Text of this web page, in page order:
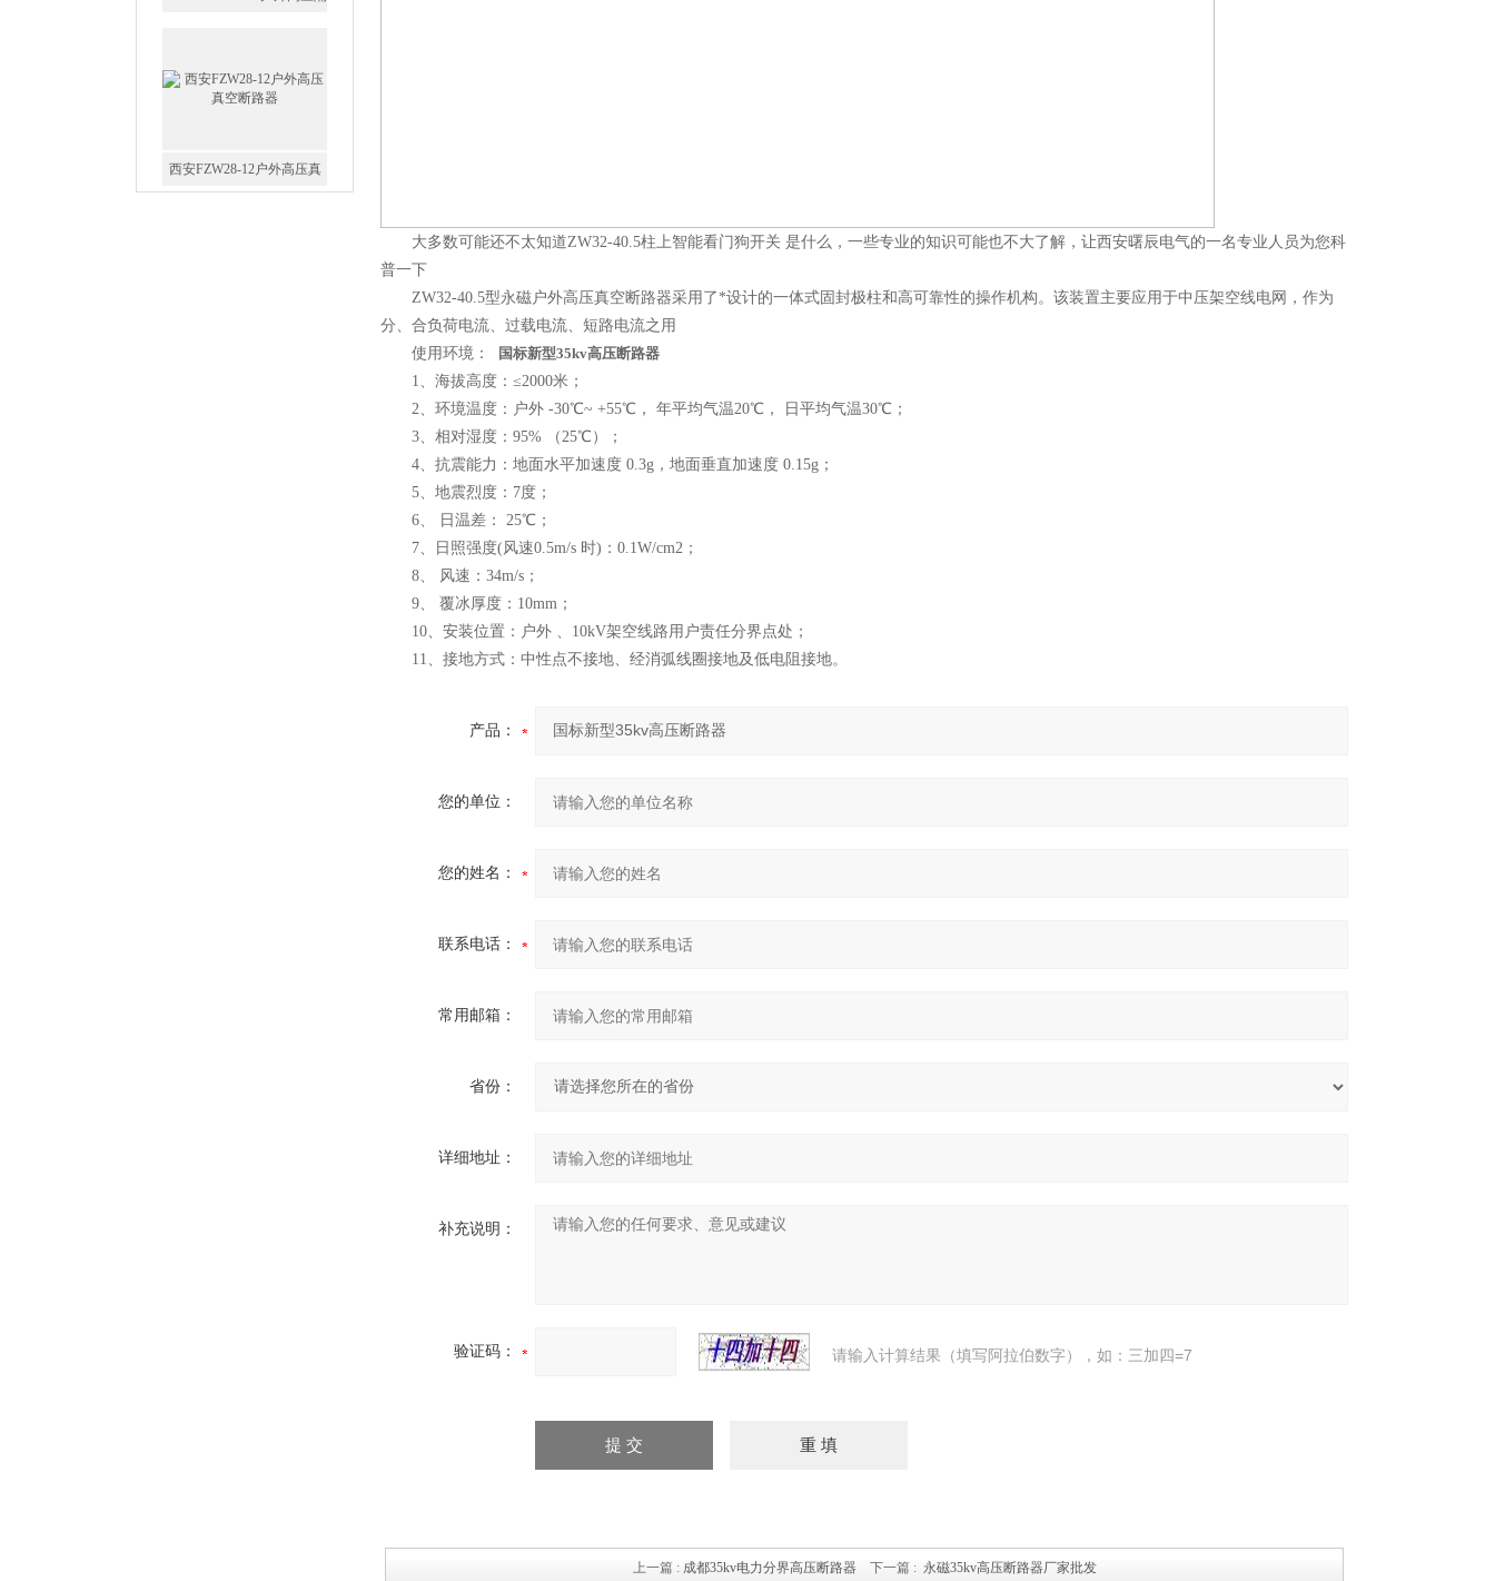
空断路器
大多数可能还不太知道ZW32-40.5柱上智能看门狗开关 是什么，一些专业的知识可能也不大了解，让西安曙辰电气的一名专业人员为您科
普一下
ZW32-40.5型永磁户外高压真空断路器采用了*设计的一体式固封极柱和高可靠性的操作机构。该装置主要应用于中压架空线电网，作为
分、合负荷电流、过载电流、短路电流之用
使用环境：
国标新型35kv高压断路器
1、海拔高度：≤2000米；
2、环境温度：户外 -30℃~ +55℃， 年平均气温20℃， 日平均气温30℃；
3、相对湿度：95% （25℃）；
4、抗震能力：地面水平加速度 0.3g，地面垂直加速度 0.15g；
5、地震烈度：7度；
6、 日温差： 25℃；
7、日照强度(风速0.5m/s 时)：0.1W/cm2；
8、 风速：34m/s；
9、 覆冰厚度：10mm；
10、安装位置：户外 、10kV架空线路用户责任分界点处；
11、接地方式：中性点不接地、经消弧线圈接地及低电阻接地。
产品：
您的单位：
您的姓名：
联系电话：
常用邮箱：
省份：
详细地址：
补充说明：
验证码： 请输入计算结果（填写阿拉伯数字），如：三加四=7
上一篇 : 成都35kv电力分界高压断路器下一篇 : 永磁35kv高压断路器厂家批发